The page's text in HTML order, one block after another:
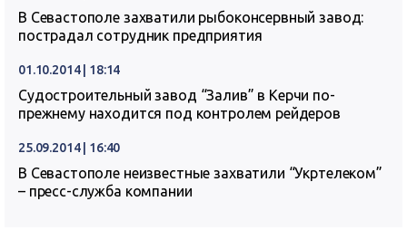
В Севастополе захватили рыбоконсервный завод:
пострадал сотрудник предприятия
01.10.2014 | 18:14
Судостроительный завод “Залив” в Керчи по-
прежнему находится под контролем рейдеров
25.09.2014 | 16:40
В Севастополе неизвестные захватили “Укртелеком”
– пресс-служба компании